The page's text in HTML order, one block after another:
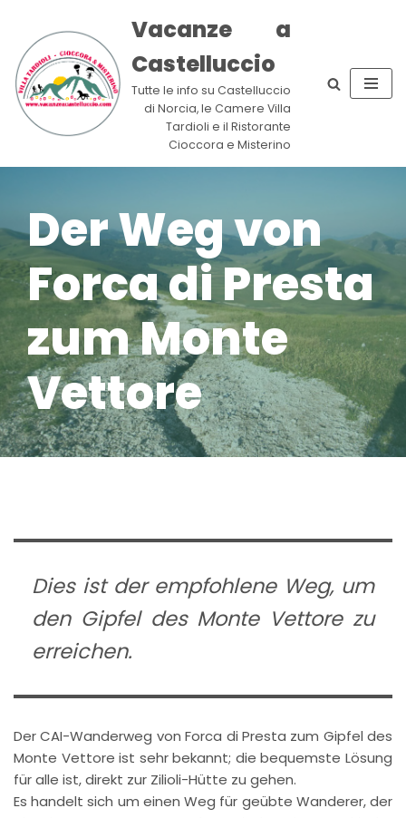
Zum
Inhalt
springen
Vacanze a
Castelluccio
Tutte le info su Castelluccio
di Norcia, le Camere Villa
Tardioli e il Ristorante
Cioccora e Misterino
Der Weg von
Forca di Presta
zum Monte
Vettore
Dies ist der empfohlene Weg, um
den Gipfel des Monte Vettore zu
erreichen.
Der CAI-Wanderweg von Forca di Presta zum Gipfel des
Monte Vettore ist sehr bekannt; die bequemste Lösung
für alle ist, direkt zur Zilioli-Hütte zu gehen.
Es handelt sich um einen Weg für geübte Wanderer, der